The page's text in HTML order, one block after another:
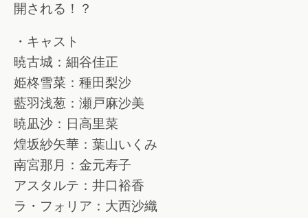
開される！？
・キャスト
暁古城：細谷佳正
姫柊雪菜：種田梨沙
藍羽浅葱：瀬戸麻沙美
暁凪沙：日高里菜
煌坂紗矢華：葉山いくみ
南宮那月：金元寿子
アスタルテ：井口裕香
ラ・フォリア：大西沙織